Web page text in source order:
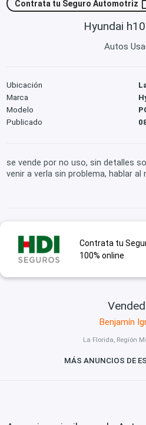
Contrata tu Seguro Automotriz
Hyundai
Autos
Ubicación
Marca
Modelo
Publicado
se vende por no uso, sin detalles
venir a verla sin problema, hablar al
Contrata tu
100% online
Benjamín
La Florida, Región
MÁS ANUNCIOS DE